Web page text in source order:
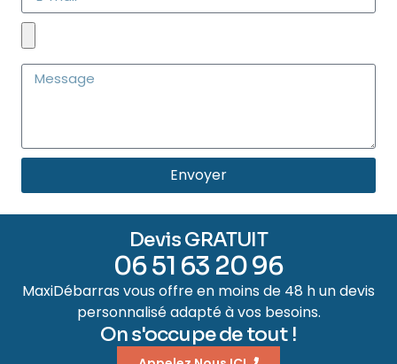
Envoyer
Devis GRATUIT
06 51 63 20 96
MaxiDébarras vous offre en moins de 48 h un devis
personnalisé adapté à vos besoins.
On s'occupe de tout !